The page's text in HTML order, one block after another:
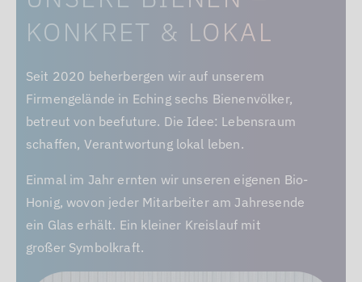
KONKRET & LOKAL
Seit 2020 beherbergen wir auf unserem
Firmengelände in Eching sechs Bienenvölker,
betreut von beefuture. Die Idee: Lebensraum
schaffen, Verantwortung lokal leben.
Einmal im Jahr ernten wir unseren eigenen Bio-
Honig, wovon jeder Mitarbeiter am Jahresende
ein Glas erhält. Ein kleiner Kreislauf mit
großer Symbolkraft.